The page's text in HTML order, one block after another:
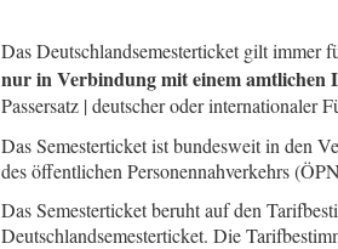
Das Deutschlandsemesterticket gilt immer
nur in Verbindung mit einem amtlichen
Passersatz | deutscher oder internationaler
Das Semesterticket ist bundesweit in den
des öffentlichen Personennahverkehrs
Das Semesterticket beruht auf den
Deutschlandsemesterticket. Die